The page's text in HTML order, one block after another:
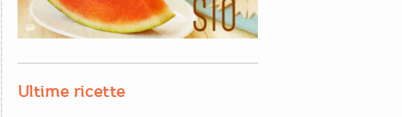
Ultime ricette